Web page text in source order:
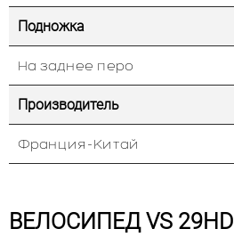
Подножка
На заднее перо
Производитель
Франция-Китай
ВЕЛОСИПЕД VS 29HD